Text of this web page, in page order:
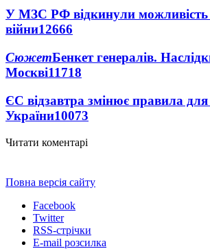
У МЗС РФ відкинули можливість
війни12666
СюжетБенкет генералів.
Москві11718
ЄС відзавтра змінює правила для
України10073
Читати коментарі
Повна версія сайту
Facebook
Twitter
RSS-стрічки
E-mail розсилка